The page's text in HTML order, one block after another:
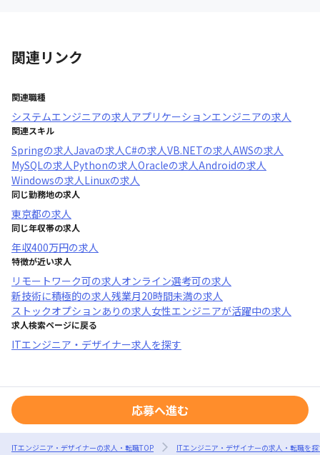
関連リンク
関連職種
システムエンジニアの求人アプリケーションエンジニアの求人
関連スキル
Springの求人Javaの求人C#の求人VB.NETの求人AWSの求人
MySQLの求人Pythonの求人Oracleの求人Androidの求人
Windowsの求人Linuxの求人
同じ勤務地の求人
東京都の求人
同じ年収帯の求人
年収400万円の求人
特徴が近い求人
リモートワーク可の求人オンライン選考可の求人
新技術に積極的の求人残業月20時間未満の求人
ストックオプションあり の求人女性エンジニアが活躍中の求人
求人検索ページに戻る
ITエンジニア・デザイナー求人を探す
応募へ進む
ITエンジニア・デザイナーの求人・転職TOP ITエンジニア・デザイナーの求人・転職を